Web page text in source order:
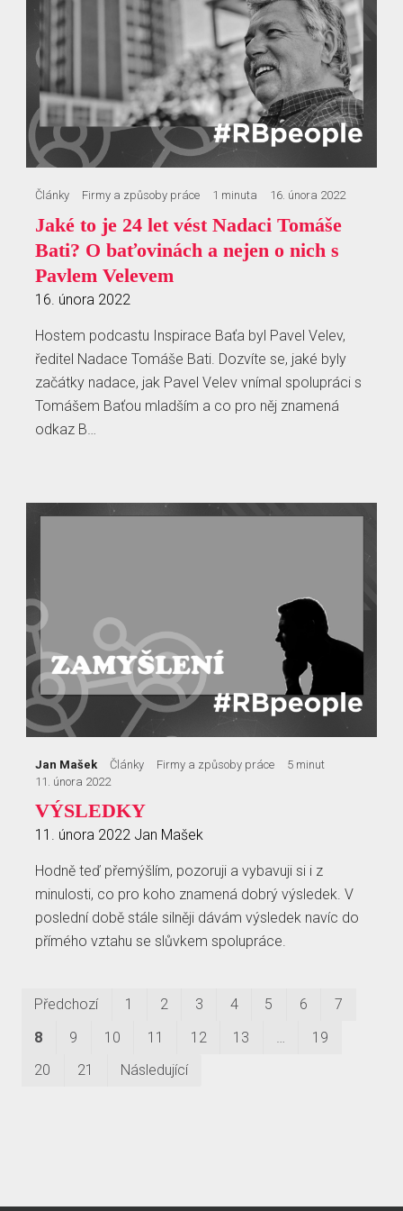
Články Firmy a způsoby práce 1 minuta 16. února 2022
Jaké to je 24 let vést Nadaci Tomáše
Bati? O baťovinách a nejen o nich s
Pavlem Velevem
16. února 2022
Hostem podcastu Inspirace Baťa byl Pavel Velev,
ředitel Nadace Tomáše Bati. Dozvíte se, jaké byly
začátky nadace, jak Pavel Velev vnímal spolupráci s
Tomášem Baťou mladším a co pro něj znamená
odkaz B…
Jan Mašek Články Firmy a způsoby práce
5 minut
11. února 2022
VÝSLEDKY
11. února 2022 Jan Mašek
Hodně teď přemýšlím, pozoruji a vybavuji si i z
minulosti, co pro koho znamená dobrý výsledek. V
poslední době stále silněji dávám výsledek navíc do
přímého vztahu se slůvkem spolupráce.
Předchozí 1 2 3 4 5 6
7
8
9 10 11 12 13
19
20
21 Následující